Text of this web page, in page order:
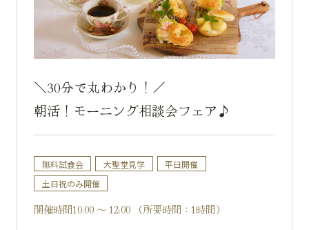
＼30分で丸わかり！／
朝活！モーニング相談会フェア♪
無料試食会 大聖堂見学
平日開催
土日祝のみ開催
開催時間10:00 ～ 12:00 （所要時間：1時間）